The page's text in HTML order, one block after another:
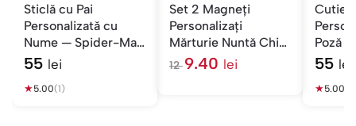
Sticlă cu Pai
Personalizată cu
Nume — Spider-Man
pentru Școală
55 lei
★5.00(1)
Set 2 Magneți
Personalizați
Mărturie Nuntă Chiar
Dacă
129.40 lei
Cutie
Poză
55 lei
★5.00